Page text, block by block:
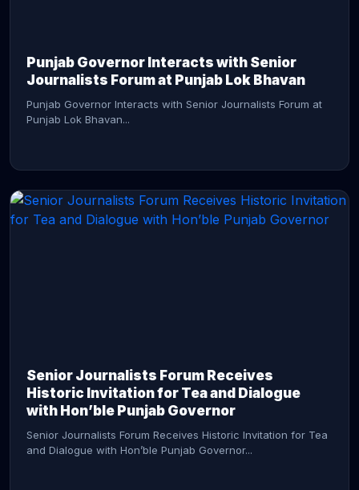
Punjab Governor Interacts with Senior
Journalists Forum at Punjab Lok Bhavan
Punjab Governor Interacts with Senior Journalists Forum at
Punjab Lok Bhavan...
Senior Journalists Forum Receives
Historic Invitation for Tea and Dialogue
with Hon’ble Punjab Governor
Senior Journalists Forum Receives Historic Invitation for Tea
and Dialogue with Hon’ble Punjab Governor...